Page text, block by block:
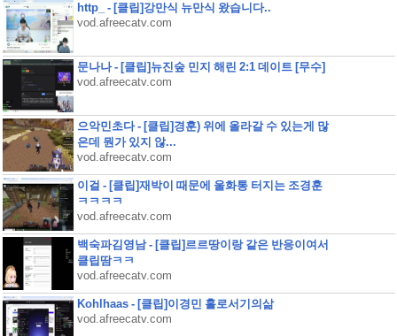
http_ - [클립]강만식 뉴만식 왔습니다..
vod.afreecatv.com
문나나 - [클립]뉴진숲 민지 해린 2:1 데이트 [무수]
vod.afreecatv.com
으악민초다 - [클립]경훈) 위에 올라갈 수 있는게 많
은데 뭔가 있지 않...
vod.afreecatv.com
이걸 - [클립]재박이 때문에 울화통 터지는 조경훈
ㅋㅋㅋㅋ
vod.afreecatv.com
백숙파김영남 - [클립]르르땅이랑 같은 반응이여서
클립땀ㅋㅋ
vod.afreecatv.com
Kohlhaas - [클립]이경민 홀로서기의삶
vod.afreecatv.com